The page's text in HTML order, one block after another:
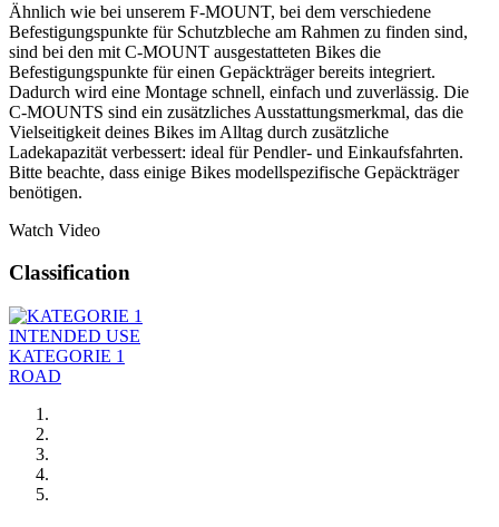
Ähnlich wie bei unserem F-MOUNT, bei dem verschiedene
Befestigungspunkte für Schutzbleche am Rahmen zu finden sind,
sind bei den mit C-MOUNT ausgestatteten Bikes die
Befestigungspunkte für einen Gepäckträger bereits integriert.
Dadurch wird eine Montage schnell, einfach und zuverlässig. Die
C-MOUNTS sind ein zusätzliches Ausstattungsmerkmal, das die
Vielseitigkeit deines Bikes im Alltag durch zusätzliche
Ladekapazität verbessert: ideal für Pendler- und Einkaufsfahrten.
Bitte beachte, dass einige Bikes modellspezifische Gepäckträger
benötigen.
Watch Video
Classification
INTENDED USE
KATEGORIE 1
ROAD